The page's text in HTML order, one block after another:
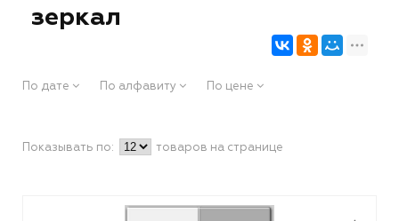
зеркал
По дате По алфавиту По цене
Показывать по: товаров на странице